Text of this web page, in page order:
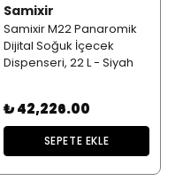
Samixir
Samixir M22 Panaromik
Dijital Soğuk İçecek
Dispenseri, 22 L - Siyah
₺ 42,226.00
SEPETE EKLE